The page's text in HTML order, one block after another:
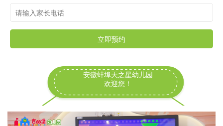
立即预约
安徽蚌埠天之星幼儿园
欢迎您！